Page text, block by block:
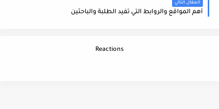
المقال التالي
أهم المواقع والروابط التي تفيد الطلبة والباحثين
Reactions